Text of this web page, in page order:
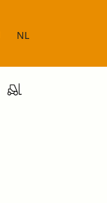
NL